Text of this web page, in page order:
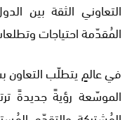
التعاوني الثقة بين
المُقدّمة احتياجات
في عالمٍ يتطلّب التعاون
الموسّعة رؤيةً جديدةً